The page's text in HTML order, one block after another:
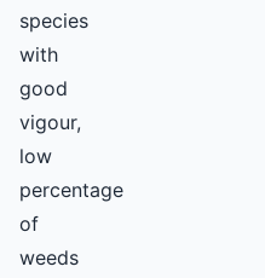
species
with
good
vigour,
low
percentage
of
weeds